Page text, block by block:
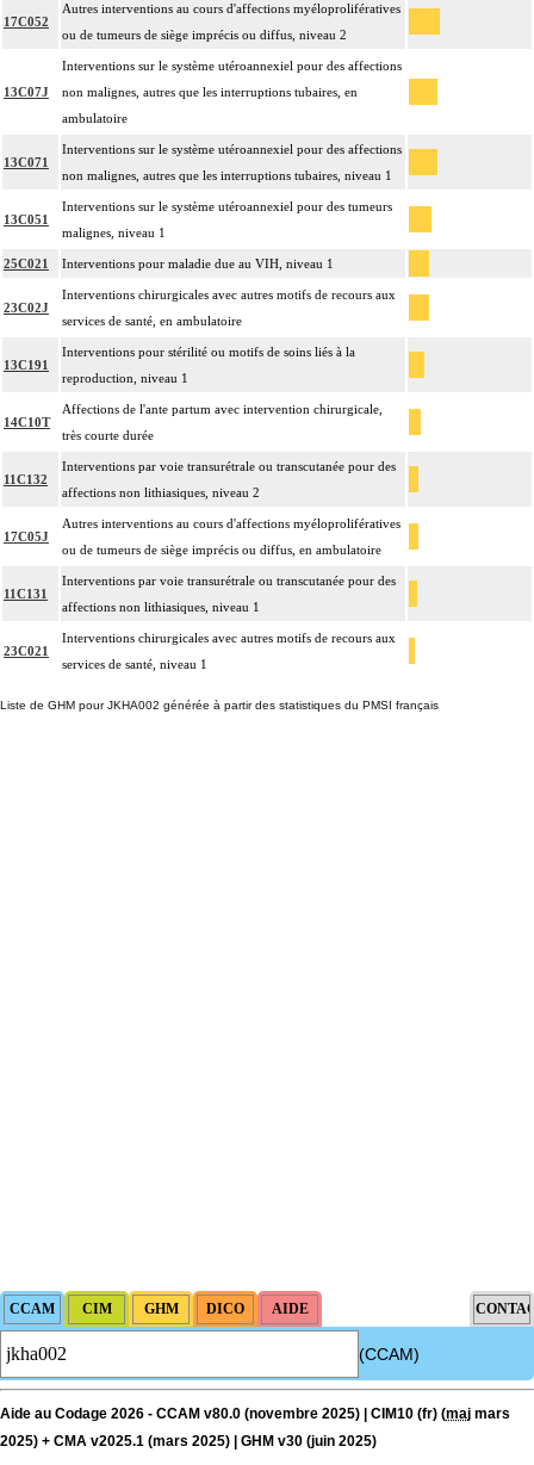
17C052
Autres interventions au cours d'affections myéloprolifératives
ou de tumeurs de siège imprécis ou diffus, niveau 2
13C07J
Interventions sur le système utéroannexiel pour des affections
non malignes, autres que les interruptions tubaires, en
ambulatoire
13C071
Interventions sur le système utéroannexiel pour des affections
non malignes, autres que les interruptions tubaires, niveau 1
13C051
Interventions sur le système utéroannexiel pour des tumeurs
malignes, niveau 1
25C021 Interventions pour maladie due au VIH, niveau 1
23C02J
Interventions chirurgicales avec autres motifs de recours aux
services de santé, en ambulatoire
13C191
Interventions pour stérilité ou motifs de soins liés à la
reproduction, niveau 1
14C10T
Affections de l'ante partum avec intervention chirurgicale,
très courte durée
11C132
Interventions par voie transurétrale ou transcutanée pour des
affections non lithiasiques, niveau 2
17C05J
Autres interventions au cours d'affections myéloprolifératives
ou de tumeurs de siège imprécis ou diffus, en ambulatoire
11C131
Interventions par voie transurétrale ou transcutanée pour des
affections non lithiasiques, niveau 1
23C021
Interventions chirurgicales avec autres motifs de recours aux
services de santé, niveau 1
Liste de GHM pour JKHA002 générée à partir des statistiques du PMSI français
(CCAM)
Aide au Codage 2026 - CCAM v80.0 (novembre 2025) | CIM10 (fr) (maj mars
2025) + CMA v2025.1 (mars 2025) | GHM v30 (juin 2025)